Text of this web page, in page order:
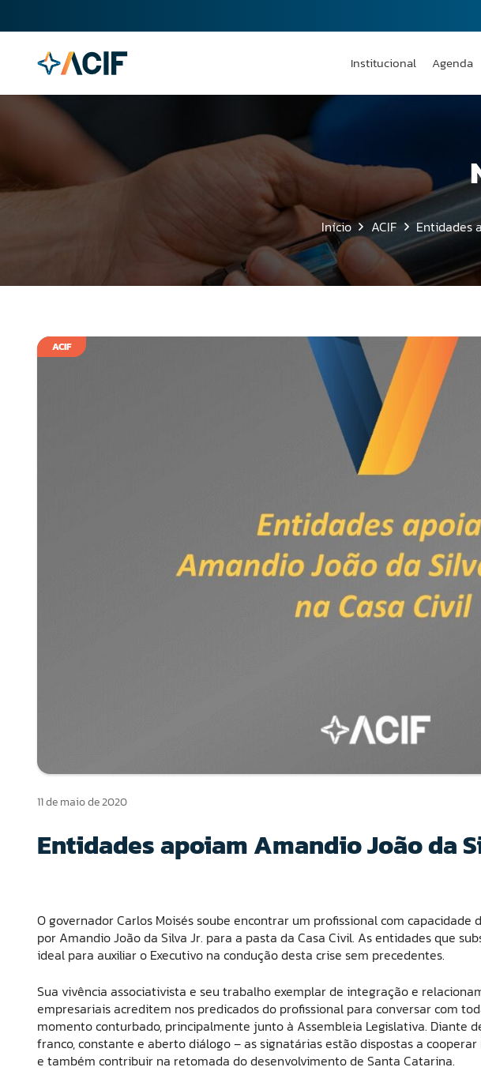
Institucional Agenda
Início ACIF Entidades
ACIF
11 de maio de 2020
Entidades apoiam Amandio João da
O governador Carlos Moisés soube encontrar um profissional com
por Amandio João da Silva Jr. para a pasta da Casa Civil. As entidades que
ideal para auxiliar o Executivo na condução desta crise sem precedentes.
Sua vivência associativista e seu trabalho exemplar de integração e
empresariais acreditem nos predicados do profissional para conversar com
momento conturbado, principalmente junto à Assembleia Legislativa. Diante
franco, constante e aberto diálogo – as signatárias estão dispostas a
e também contribuir na retomada do desenvolvimento de Santa Catarina.